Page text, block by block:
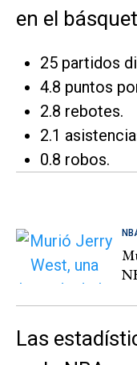
en el
25 partidos
4.8 puntos
2.8 rebotes.
2.1
0.8 robos.
Las